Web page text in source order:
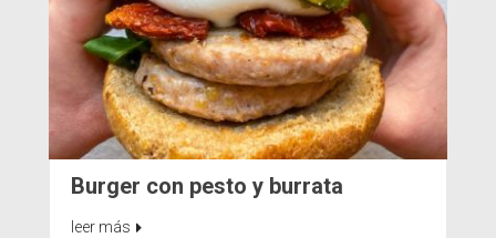
Burger con pesto y burrata
leer más